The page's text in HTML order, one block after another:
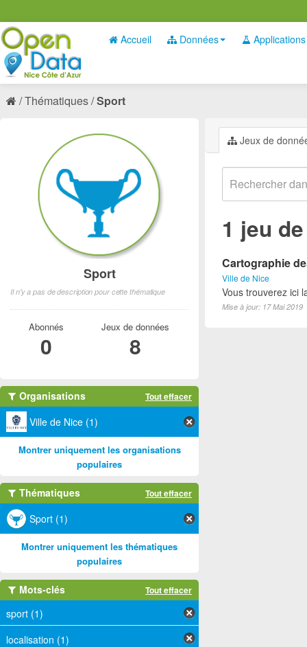
Accueil Données Applications
Thématiques Sport
Jeux de
1 jeu
Cartographie
Ville de Nice
Vous trouverez ici
Mise à jour: 17 Mai 2019
Sport
Il n'y a pas de description pour cette thématique
Abonnés
0
Jeux de données
8
Organisations Tout effacer
Ville de Nice (1)
Montrer uniquement les organisations
populaires
Thématiques Tout effacer
Sport (1)
Montrer uniquement les thématiques
populaires
Mots-clés Tout effacer
sport (1)
localisation (1)